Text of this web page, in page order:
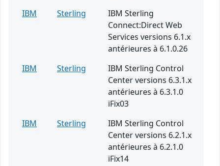
IBM
Sterling
IBM Sterling
Connect:Direct Web
Services versions 6.1.x
antérieures à 6.1.0.26
IBM
Sterling
IBM Sterling Control
Center versions 6.3.1.x
antérieures à 6.3.1.0
iFix03
IBM
Sterling
IBM Sterling Control
Center versions 6.2.1.x
antérieures à 6.2.1.0
iFix14